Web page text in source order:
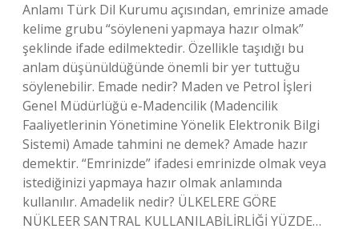
Anlamı Türk Dil Kurumu açısından, emrinize amade
kelime grubu “söyleneni yapmaya hazır olmak”
şeklinde ifade edilmektedir. Özellikle taşıdığı bu
anlam düşünüldüğünde önemli bir yer tuttuğu
söylenebilir. Emade nedir? Maden ve Petrol İşleri
Genel Müdürlüğü e-Madencilik (Madencilik
Faaliyetlerinin Yönetimine Yönelik Elektronik Bilgi
Sistemi) Amade tahmini ne demek? Amade hazır
demektir. “Emrinizde” ifadesi emrinizde olmak veya
istediğinizi yapmaya hazır olmak anlamında
kullanılır. Amadelik nedir? ÜLKELERE GÖRE
NÜKLEER SANTRAL KULLANILABİLİRLİĞİ YÜZDE…